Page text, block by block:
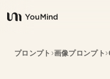
YouMind
概要
プロンプト ›画像プロンプト ›